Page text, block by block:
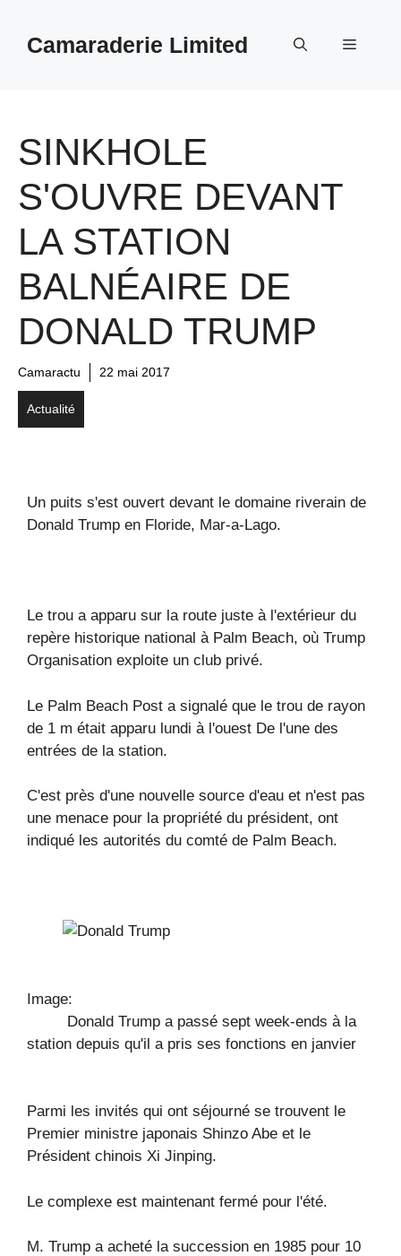
contenuCamaraderie Limited Menu
SINKHOLE
S'OUVRE DEVANT
LA STATION
BALNÉAIRE DE
DONALD TRUMP
Camaractu 22 mai 2017
Actualité
Un puits s'est ouvert devant le domaine riverain de
Donald Trump en Floride, Mar-a-Lago.
Le trou a apparu sur la route juste à l'extérieur du
repère historique national à Palm Beach, où Trump
Organisation exploite un club privé.
Le Palm Beach Post a signalé que le trou de rayon
de 1 m était apparu lundi à l'ouest De l'une des
entrées de la station.
C'est près d'une nouvelle source d'eau et n'est pas
une menace pour la propriété du président, ont
indiqué les autorités du comté de Palm Beach.
Image:
Donald Trump a passé sept week-ends à la
station depuis qu'il a pris ses fonctions en janvier
Parmi les invités qui ont séjourné se trouvent le
Premier ministre japonais Shinzo Abe et le
Président chinois Xi Jinping.
Le complexe est maintenant fermé pour l'été.
M. Trump a acheté la succession en 1985 pour 10